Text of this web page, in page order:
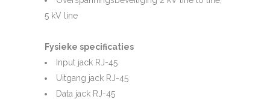
5 kV line
Fysieke specificaties
Input jack RJ-45
Uitgang jack RJ-45
Data jack RJ-45